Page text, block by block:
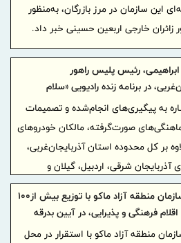
این سازمان در مرز بازرگان، به‌منظور
خارجی اربعین حسینی خبر داد.
رئیس پلیس راهور
در برنامه زنده رادیویی «سلام
از فراهم شدن امکان تردد خودروهای
آزاد ماکو در مسیر سبز خبر داد
به پیگیری‌های انجام‌شده و تصمیمات
صورت‌گرفته، مالکان خودروهای
بر کل محدوده استان آذربایجان‌غربی،
شرقی، اردبیل، گیلان و
موکب سازمان منطقه آزاد ماکو با توزیع بیش از۱۰۰
فرهنگی و پذیرایی، در آیین بدرقه
حضوری پررنگ داشت
منطقه آزاد ماکو با استقرار در محل